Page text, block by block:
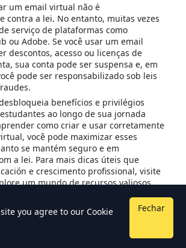
um email virtual não é
contra a lei. No entanto, muitas vezes
serviço de plataformas como
ou Adobe. Se você usar um email
descontos, acesso ou licenças de
sua conta pode ser suspensa e, em
pode ser responsabilizado sob leis
benefícios e privilégios
ao longo de sua jornada
como criar e usar corretamente
você pode maximizar esses
se mantém seguro e em
a lei. Para mais dicas úteis que
e crescimento profissional, visite
um mundo de recursos valiosos
you agree to our Cookie
Fechar